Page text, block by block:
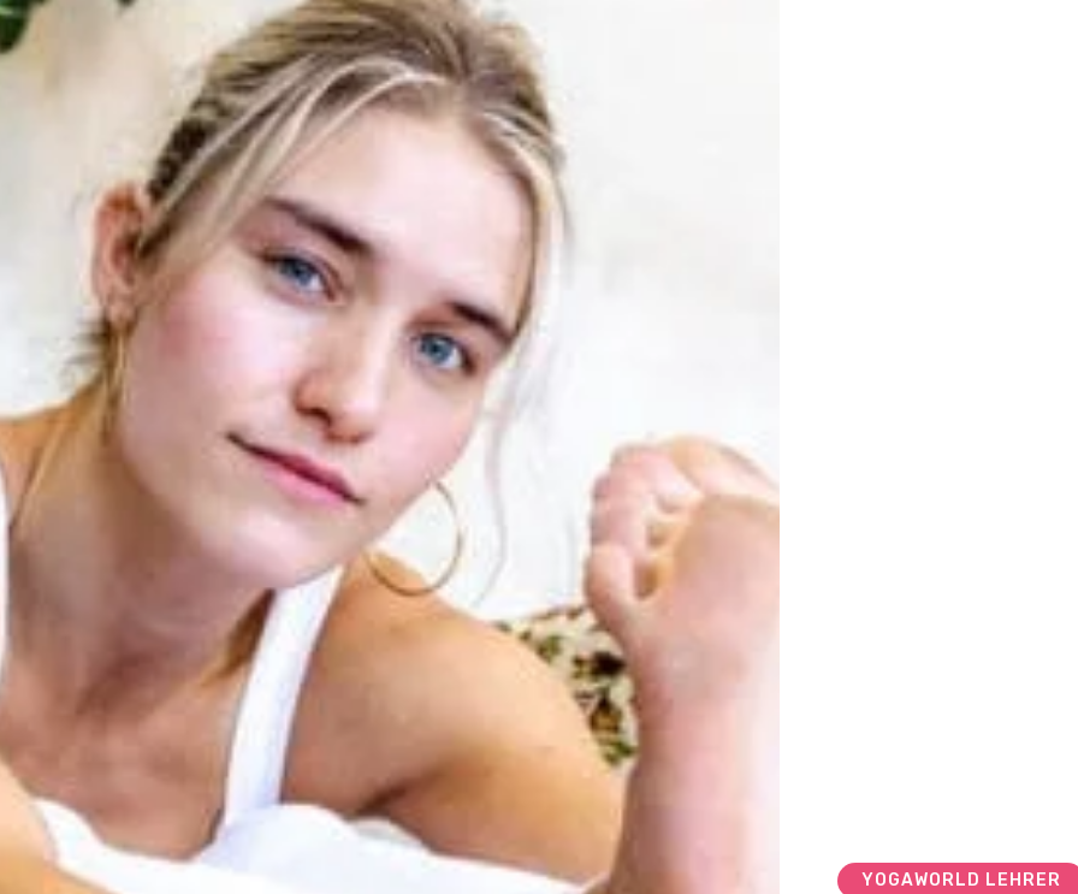
YOGAWORLD LEHRER